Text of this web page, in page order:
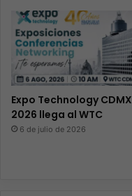
Expo Technology CDMX
2026 llega al WTC
6 de julio de 2026